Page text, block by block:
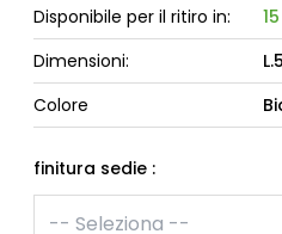
Disponibile per il ritiro in:
Dimensioni:
Colore
finitura sedie :